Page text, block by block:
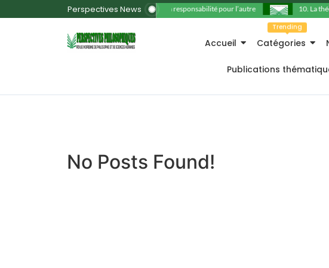
Perspectives News 11. La responsabilité pour l’autre 10. La
Accueil Catégories
Trending
Publications
No Posts Found!